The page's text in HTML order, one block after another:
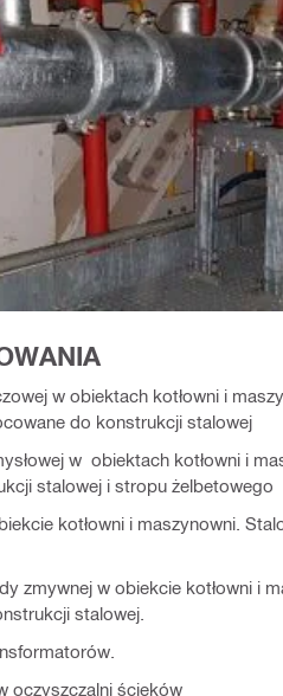
w obiektach kotłowni i
do konstrukcji stalowej
w obiektach kotłowni i
stalowej i stropu żelbetowego
kotłowni i maszynowni.
zmywnej w obiekcie kotłowni i
stalowej.
oczyszczalni ścieków